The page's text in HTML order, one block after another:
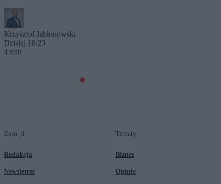
Krzysztof Jabłonowski
Dzisiaj 10:23
4 min
Zero.pl
Redakcja
Newsletter
Tematy
Biznes
Opinie